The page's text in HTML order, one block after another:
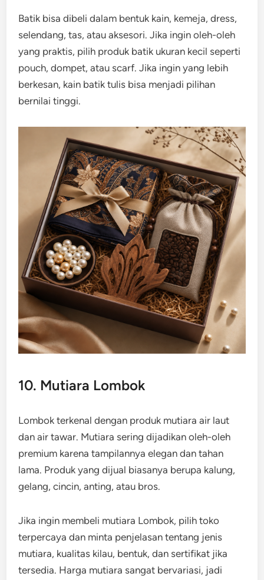
Batik bisa dibeli dalam bentuk kain, kemeja, dress,
selendang, tas, atau aksesori. Jika ingin oleh-oleh
yang praktis, pilih produk batik ukuran kecil seperti
pouch, dompet, atau scarf. Jika ingin yang lebih
berkesan, kain batik tulis bisa menjadi pilihan
bernilai tinggi.
10. Mutiara Lombok
Lombok terkenal dengan produk mutiara air laut
dan air tawar. Mutiara sering dijadikan oleh-oleh
premium karena tampilannya elegan dan tahan
lama. Produk yang dijual biasanya berupa kalung,
gelang, cincin, anting, atau bros.
Jika ingin membeli mutiara Lombok, pilih toko
terpercaya dan minta penjelasan tentang jenis
mutiara, kualitas kilau, bentuk, dan sertifikat jika
tersedia. Harga mutiara sangat bervariasi, jadi